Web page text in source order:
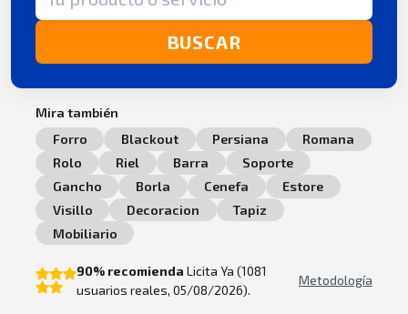
BUSCAR
Mira también
Forro
Blackout Persiana
Romana
Rolo
Riel Barra
Soporte
Gancho
Borla Cenefa
Estore
Visillo
Decoracion
Tapiz
Mobiliario
90% recomienda Licita Ya (1081
usuarios reales, 05/08/2026).
Metodología